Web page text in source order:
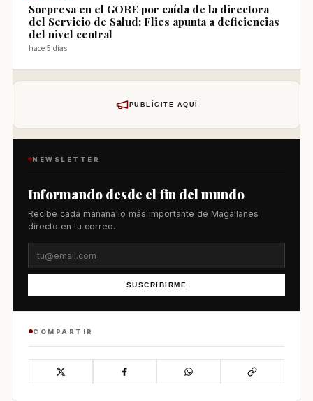
Sorpresa en el GORE por caída de la directora
del Servicio de Salud: Flies apunta a deficiencias
del nivel central
hace 5 días
PUBLÍCITE AQUÍ
NEWSLETTER
Informando desde el fin del mundo
Recibe cada mañana lo más importante de Magallanes
directo en tu correo.
SUSCRIBIRME
COMPARTIR